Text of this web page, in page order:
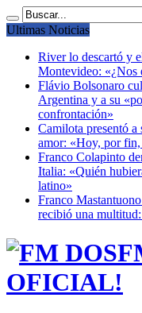
Ultimas Noticias
River lo descartó y
Montevideo: «¿Nos
Flávio Bolsonaro
Argentina y a su
confrontación»
Camilota presentó
amor: «Hoy, por fin,
Franco Colapinto
Italia: «Quién
latino»
Franco
recibió una
OFICIAL!